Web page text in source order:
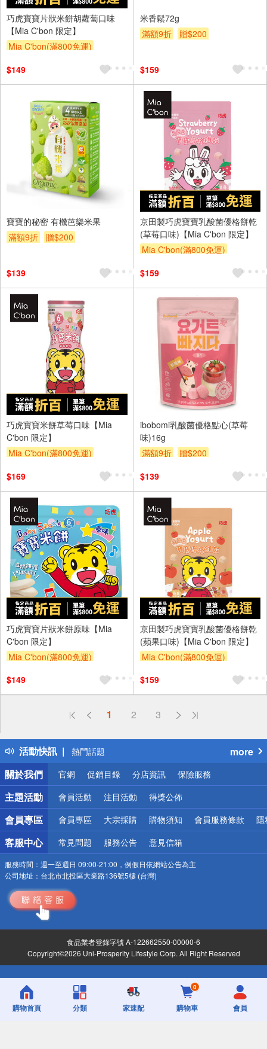
巧虎寶寶片狀米餅胡蘿蔔口味
【Mia C'bon 限定】
Mia C'bon(滿800免運)
$149
米香鬆72g
滿額9折
贈$200
$159
寶寶的秘密 有機芭樂米果
滿額9折
贈$200
$139
京田製巧虎寶寶乳酸菌優格餅乾
(草莓口味)【Mia C'bon 限定】
Mia C'bon(滿800免運)
$159
巧虎寶寶米餅草莓口味【Mia
C'bon 限定】
Mia C'bon(滿800免運)
$169
ibobomi乳酸菌優格點心(草莓
味)16g
滿額9折
贈$200
$139
巧虎寶寶片狀米餅原味【Mia
C'bon 限定】
Mia C'bon(滿800免運)
$149
京田製巧虎寶寶乳酸菌優格餅乾
(蘋果口味)【Mia C'bon 限定】
Mia C'bon(滿800免運)
$159
1 2 3
活動快訊
偏遠地區配送
得獎公告
熱門話題
銀行優惠
偏遠地區配送
詐騙網頁！請小心！
more
關於我們
官網 促銷目錄 分店資訊 保險服務
主題活動 會員活動 注目活動 得獎公佈
會員專區 會員專區 大宗採購 購物須知 會員服務條款 隱
客服中心 常見問題 服務公告 意見信箱
服務時間： 週一至週日 09:00-21:00，例假日依網站公告為主
公司地址： 台北市北投區大業路136號5樓 (台灣)
食品業者登錄字號 A-122662550-00000-6
Copyright©2026 Uni-Prosperity Lifestyle Corp. All Right Reserved
購物首頁 分類 家速配
0
購物車 會員